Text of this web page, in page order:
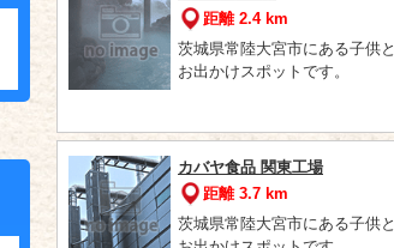
距離 2.4 km
茨城県常陸大宮市にある子供と
お出かけスポットです。
カバヤ食品 関東工場
距離 3.7 km
茨城県常陸大宮市にある子供と